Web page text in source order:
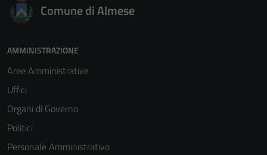
Comune di Almese
AMMINISTRAZIONE
Aree Amministrative
Uffici
Organi di Governo
Politici
Personale Amministrativo